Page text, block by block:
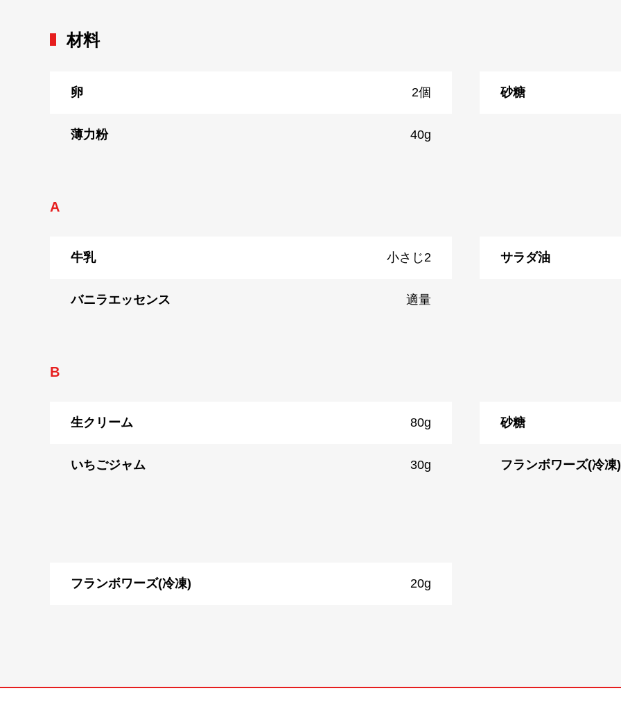
材料
卵 2個 砂糖
薄力粉 40g
A
牛乳 小さじ2 サラダ油
バニラエッセンス 適量
B
生クリーム 80g 砂糖
いちごジャム 30g フランボワーズ(冷凍)
フランボワーズ(冷凍) 20g